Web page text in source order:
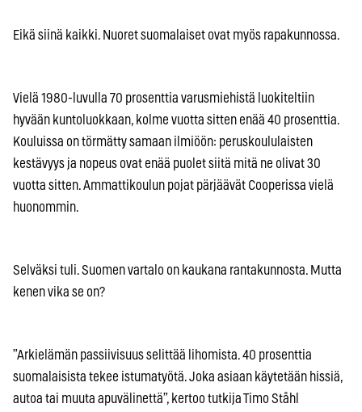
Eikä siinä kaikki. Nuoret suomalaiset ovat myös rapakunnossa.
Vielä 1980-luvulla 70 prosenttia varusmiehistä luokiteltiin
hyvään kuntoluokkaan, kolme vuotta sitten enää 40 prosenttia.
Kouluissa on törmätty samaan ilmiöön: peruskoululaisten
kestävyys ja nopeus ovat enää puolet siitä mitä ne olivat 30
vuotta sitten. Ammattikoulun pojat pärjäävät Cooperissa vielä
huonommin.
Selväksi tuli. Suomen vartalo on kaukana rantakunnosta. Mutta
kenen vika se on?
”Arkielämän passiivisuus selittää lihomista. 40 prosenttia
suomalaisista tekee istumatyötä. Joka asiaan käytetään hissiä,
autoa tai muuta apuvälinettä”, kertoo tutkija Timo Ståhl